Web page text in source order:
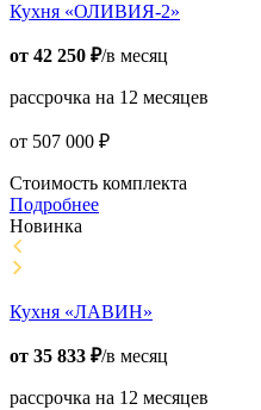
Кухня «ОЛИВИЯ-2»
от 42 250 ₽/в месяц
рассрочка на 12 месяцев
от 507 000 ₽
Стоимость комплекта
Подробнее
Новинка
Кухня «ЛАВИН»
от 35 833 ₽/в месяц
рассрочка на 12 месяцев